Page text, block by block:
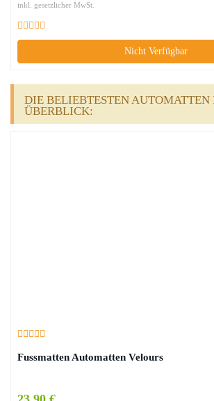
inkl. gesetzlicher MwSt.
Nicht Verfügbar
DIE BELIEBTESTEN AUTOMATTEN
ÜBERBLICK:
Fussmatten Automatten Velours